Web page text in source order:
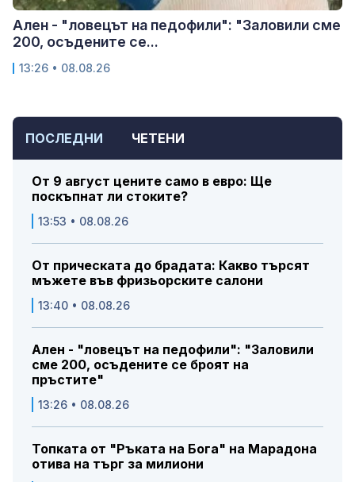
ПОСЛЕДНИ ЧЕТЕНИ
От 9 август цените само в евро: Ще
поскъпнат ли стоките?
13:53 • 08.08.26
От прическата до брадата: Какво търсят
мъжете във фризьорските салони
13:40 • 08.08.26
Ален - "ловецът на педофили": "Заловили
сме 200, осъдените се броят на
пръстите"
13:26 • 08.08.26
Топката от "Ръката на Бога" на Марадона
отива на търг за милиони
Ален - "ловецът на педофили": "Заловили сме
200, осъдените се...
13:26 • 08.08.26